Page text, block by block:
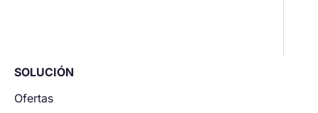
SOLUCIÓN
Ofertas